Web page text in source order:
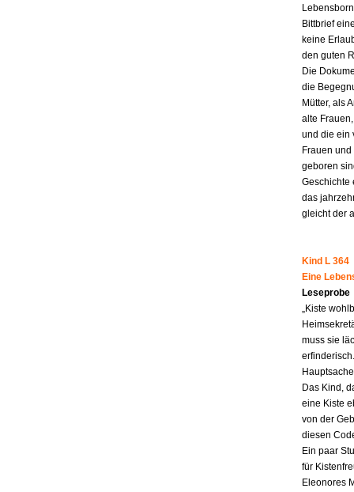
Bittbrief
keine
den guten
Die
die
Mütter, als
alte
und die ein
Frauen
geboren
Geschichte
das
gleicht der
Kind L 364
Eine
Leseprobe
„Kiste
muss sie
Das Kind,
eine Kiste
von der
diesen
Ein paar
für
Eleonores